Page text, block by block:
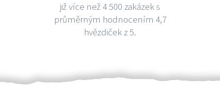
již více než 4 500 zakázek s
průměrným hodnocením 4,7
hvězdiček z 5.